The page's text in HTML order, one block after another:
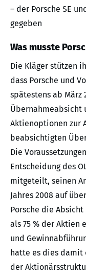
– der Porsche SE
gegeben
Was musste
Die Kläger stützen
dass Porsche und
spätestens ab März
Übernahmeabsicht
Aktienoptionen zur
beabsichtigten
Die
Entscheidung des
mitgeteilt, seinen
Jahres 2008 auf
Porsche die
als 75 % der Aktien
und
hatte es dies damit
der